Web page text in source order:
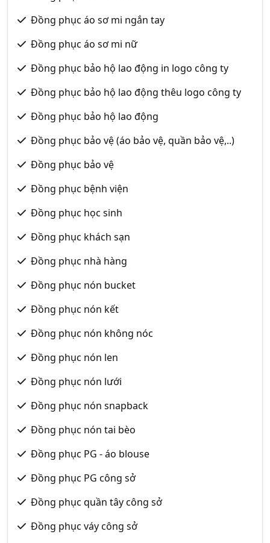
Đồng phục áo sơ mi ngắn tay
Đồng phục áo sơ mi nữ
Đồng phục bảo hộ lao động in logo công ty
Đồng phục bảo hộ lao động thêu logo công ty
Đồng phục bảo hộ lao động
Đồng phục bảo vệ (áo bảo vệ, quần bảo vệ,..)
Đồng phục bảo vệ
Đồng phục bệnh viện
Đồng phục học sinh
Đồng phục khách sạn
Đồng phục nhà hàng
Đồng phục nón bucket
Đồng phục nón kết
Đồng phục nón không nóc
Đồng phục nón len
Đồng phục nón lưới
Đồng phục nón snapback
Đồng phục nón tai bèo
Đồng phục PG - áo blouse
Đồng phục PG công sở
Đồng phục quần tây công sở
Đồng phục váy công sở